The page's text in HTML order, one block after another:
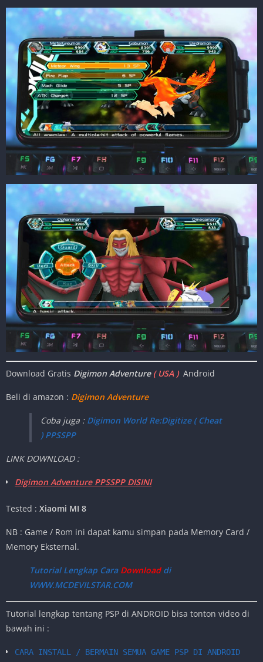
Download Gratis Digimon Adventure ( USA ) Android
Beli di amazon : Digimon Adventure
Coba juga : Digimon World Re:Digitize ( Cheat
) PPSSPP
LINK DOWNLOAD :
Digimon Adventure PPSSPP DISINI
Tested : Xiaomi MI 8
NB : Game / Rom ini dapat kamu simpan pada Memory Card /
Memory Eksternal.
Tutorial Lengkap CaraDownloaddi
WWW.MCDEVILSTAR.COM
Tutorial lengkap tentang PSP di ANDROID bisa tonton video di
bawah ini :
CARA INSTALL / BERMAIN SEMUA GAME PSP DI ANDROID